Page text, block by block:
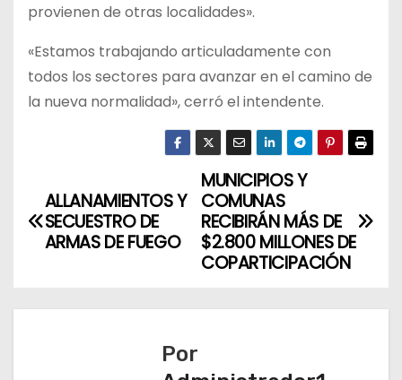
provienen de otras localidades».
«Estamos trabajando articuladamente con
todos los sectores para avanzar en el camino de
la nueva normalidad», cerró el intendente.
a
e
MUNICIPIOS Y
COMUNAS
RECIBIRÁN MÁS DE
$2.800 MILLONES DE
COPARTICIPACIÓN
ALLANAMIENTOS Y
SECUESTRO DE
ARMAS DE FUEGO
Por